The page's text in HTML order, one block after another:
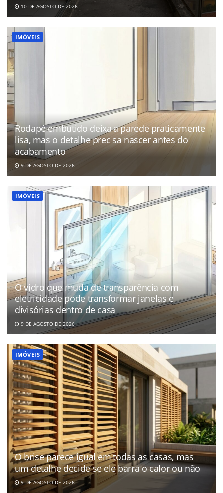
10 DE AGOSTO DE 2026
IMÓVEIS
Rodapé embutido deixa a parede praticamente
lisa, mas o detalhe precisa nascer antes do
acabamento
9 DE AGOSTO DE 2026
IMÓVEIS
O vidro que muda de transparência com
eletricidade pode transformar janelas e
divisórias dentro de casa
9 DE AGOSTO DE 2026
IMÓVEIS
O brise parece igual em todas as casas, mas
um detalhe decide se ele barra o calor ou não
9 DE AGOSTO DE 2026